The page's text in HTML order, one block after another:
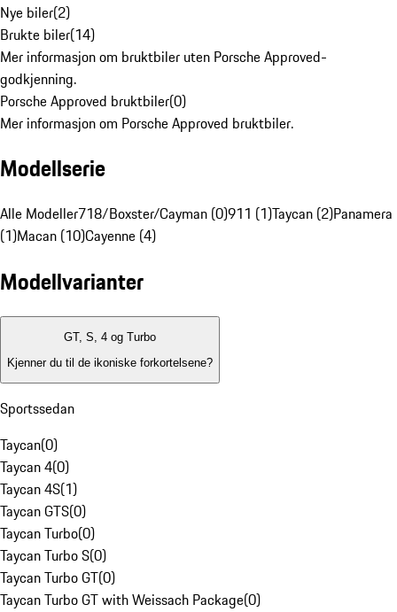
Nye biler(2)
Brukte biler(14)
Mer informasjon om bruktbiler uten Porsche Approved-
godkjenning.
Porsche Approved bruktbiler(0)
Mer informasjon om Porsche Approved bruktbiler.
Modellserie
Alle Modeller718/Boxster/Cayman (0)911 (1)Taycan (2)Panamera
(1)Macan (10)Cayenne (4)
Modellvarianter
GT, S, 4 og Turbo
Kjenner du til de ikoniske forkortelsene?
Sportssedan
Taycan(0)
Taycan 4(0)
Taycan 4S(1)
Taycan GTS(0)
Taycan Turbo(0)
Taycan Turbo S(0)
Taycan Turbo GT(0)
Taycan Turbo GT with Weissach Package(0)